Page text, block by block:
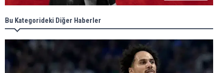
Bu Kategorideki Diğer Haberler